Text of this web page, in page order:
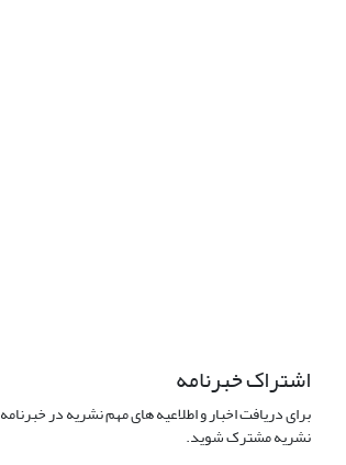
اشتراک خبرنامه
برای دریافت اخبار و اطلاعیه های مهم نشریه در خبرنامه
نشریه مشترک شوید.